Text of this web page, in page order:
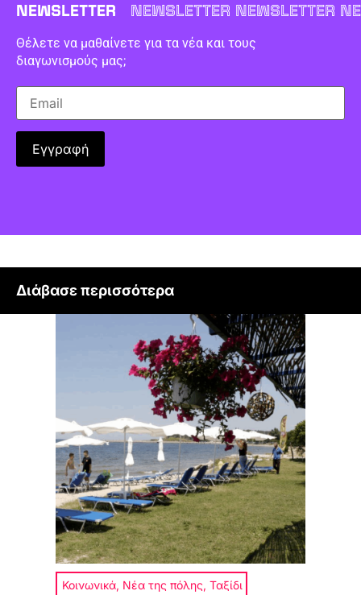
NEWSLETTER NEWSLETTER NEWSLETTER
Θέλετε να μαθαίνετε για τα νέα και τους
διαγωνισμούς μας;
Διάβασε περισσότερα
Κοινωνικά, Νέα της πόλης, Ταξίδι